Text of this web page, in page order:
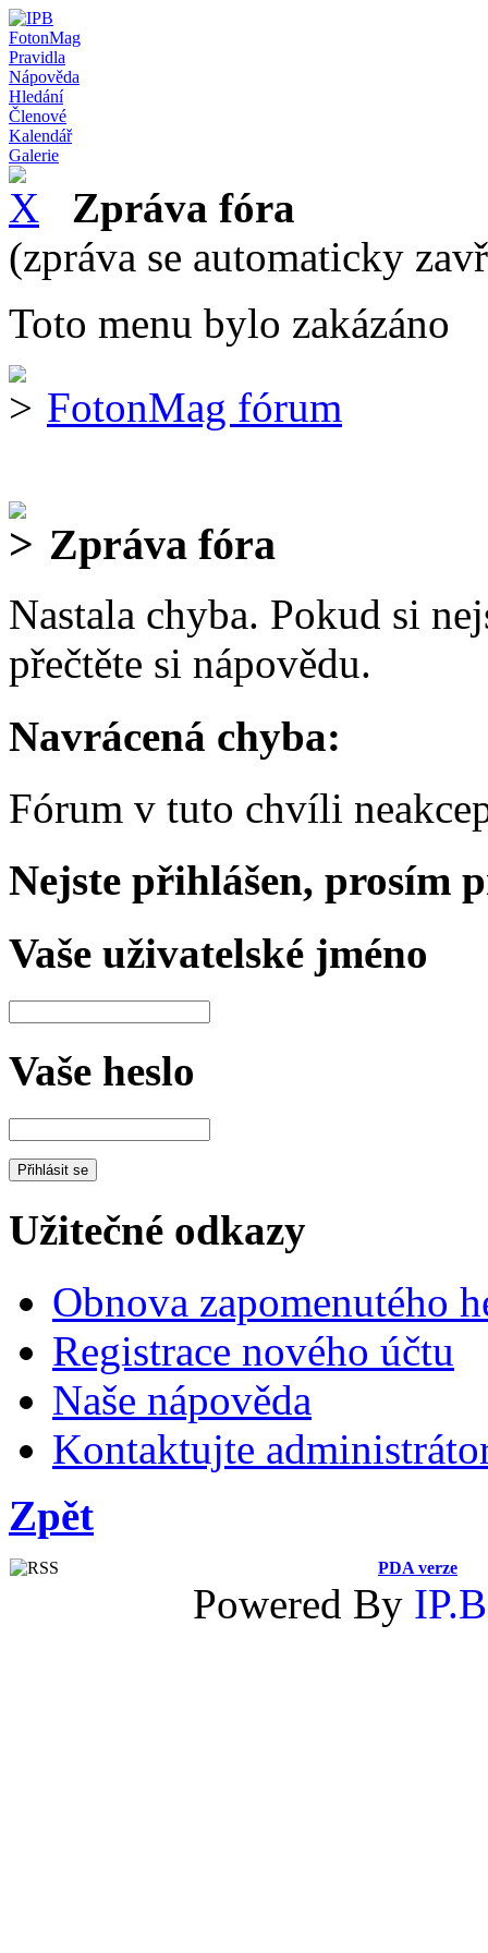
FotonMag
Pravidla
Nápověda
Hledání
Členové
Kalendář
Galerie
Zpráva fóra
(zpráva se automaticky
Toto menu bylo zakázáno
FotonMag fórum
Zpráva fóra
Nastala chyba. Pokud si
přečtěte si nápovědu.
Navrácená chyba:
Fórum v tuto chvíli
Nejste přihlášen, prosím
Vaše uživatelské jméno
Vaše heslo
Užitečné odkazy
Obnova zapomenutého
Registrace nového účtu
Naše nápověda
Kontaktujte
Zpět
PDA verze
Powered By